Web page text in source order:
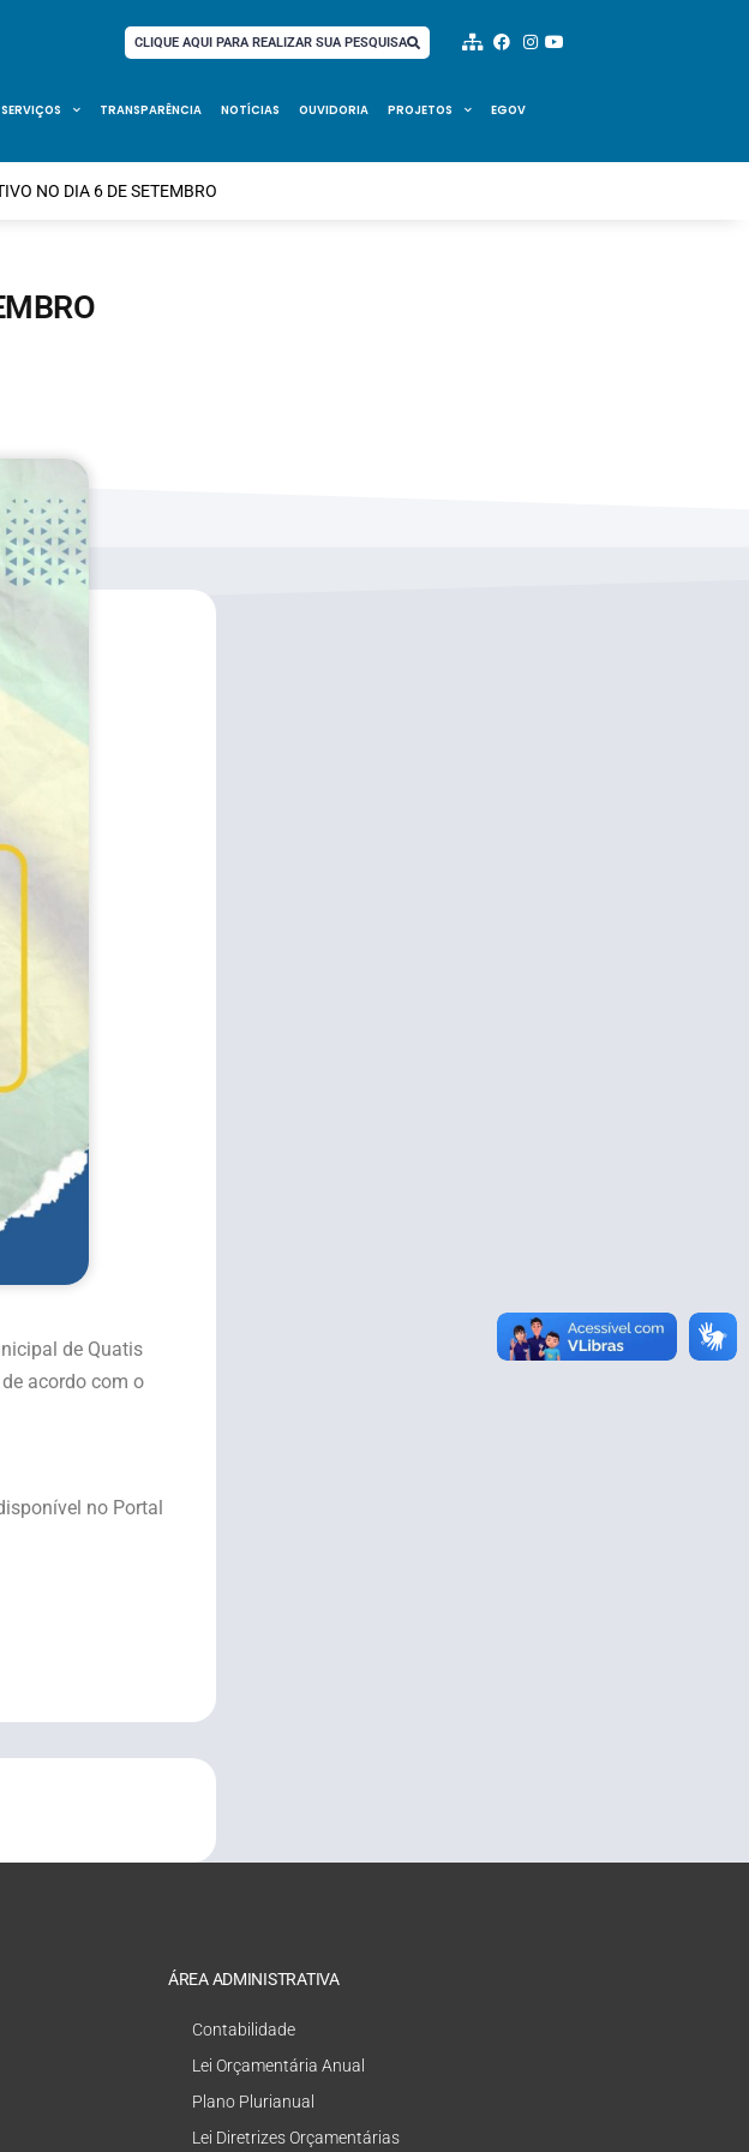
CLIQUE AQUI PARA REALIZAR SUA PESQUISA
SERVIÇOS TRANSPARÊNCIA NOTÍCIAS OUVIDORIA PROJETOS EGOV
NO DIA 6 DE SETEMBRO
de Quatis
acordo com o
no Portal
ÁREA ADMINISTRATIVA
Contabilidade
Lei Orçamentária Anual
Plano Plurianual
Lei Diretrizes Orçamentárias